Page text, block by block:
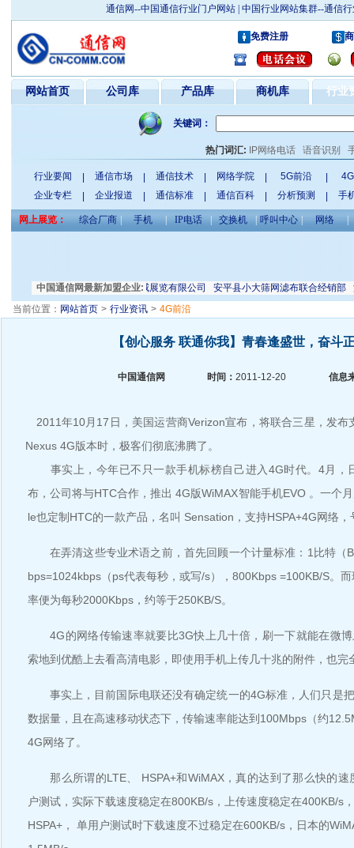
通信网--中国通信行业门户网站 | 中国行业网站集群--通信
免费注册
网站首页 公司库 产品库 商机库 行业
关键词：
热门词汇: IP网络电话 语音识别
行业要闻 通信市场 通信技术 网络学院 5G前沿
企业专栏
企业报道 通信标准 通信百科 分析预测 手
网上展览： 综合厂商 | 手机 | IP电话 | 交换机 | 呼叫中心 | 网络 |
中国通信网最新加盟企业:
电力电气有限公司 天津振威展览有限公司 安平县小大筛网滤布联合经销部
深
当前位置： 网站首页 > 行业资讯 > 4G前沿
【创心服务 联通你我】青春逢盛世，奋斗
中国通信网 时间： 2011-12-20 信息
2011年10月17日，美国运营商Verizon宣布，将联合三星，发布
Nexus 4G版本时，极客们彻底沸腾了。
事实上，今年已不只一款手机标榜自己进入4G时代。4月，
布，公司将与HTC合作，推出 4G版WiMAX智能手机EVO 。一个
le也定制HTC的一款产品，名叫 Sensation，支持HSPA+4G网络
在弄清这些专业术语之前，首先回顾一个计量标准：1比特（
bps=1024kbps（ps代表每秒，或写/s），800Kbps =100KB/S。
率便为每秒2000Kbps，约等于250KB/S。
4G的网络传输速率就要比3G快上几十倍，刷一下就能在微博
索地到优酷上去看高清电影，即使用手机上传几十兆的附件，也完
事实上，目前国际电联还没有确定统一的4G标准，人们只是
数据量，且在高速移动状态下，传输速率能达到100Mbps（约
4G网络了。
那么所谓的LTE、 HSPA+和WiMAX，真的达到了那么快的速
户测试，实际下载速度稳定在800KB/s，上传速度稳定在400KB/s
HSPA+， 单用户测试时下载速度不过稳定在600KB/s，日本的